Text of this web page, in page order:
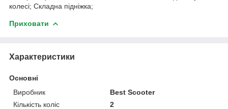
колесі; Складна підніжка;
Приховати
Характеристики
Основні
Виробник
Best Scooter
Кількість коліс
2